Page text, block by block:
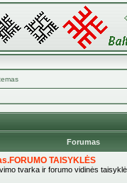
Forumas
TAISYKLĖS
tvarka ir forumo vidinės